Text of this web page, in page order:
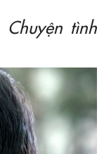
Chuyện tình